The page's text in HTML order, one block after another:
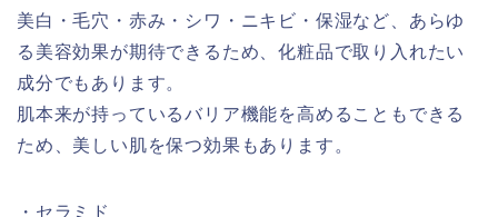
美白・毛穴・赤み・シワ・ニキビ・保湿など、あらゆ
る美容効果が期待できるため、化粧品で取り入れたい
成分でもあります。
肌本来が持っているバリア機能を高めることもできる
ため、美しい肌を保つ効果もあります。
・セラミド